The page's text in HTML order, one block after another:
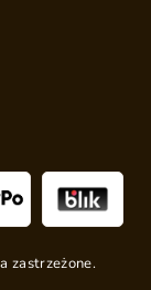
zastrzeżone.